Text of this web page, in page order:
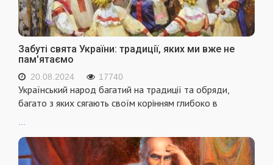
Забуті свята України: традиції, яких ми вже не
пам'ятаємо
20.08.2024 17740
Український народ багатий на традиції та обряди,
багато з яких сягають своїм корінням глибоко в